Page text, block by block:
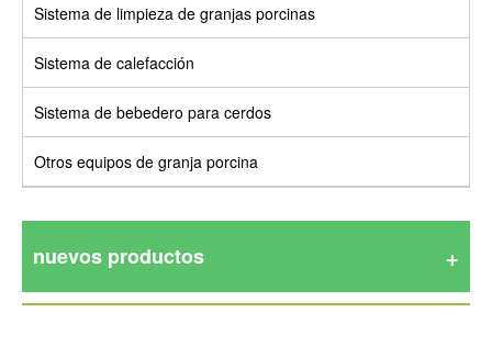
Sistema de limpieza de granjas porcinas
Sistema de calefacción
Sistema de bebedero para cerdos
Otros equipos de granja porcina
nuevos productos